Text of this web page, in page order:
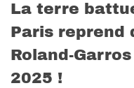
La terre
Paris reprend
Roland-
2025 !